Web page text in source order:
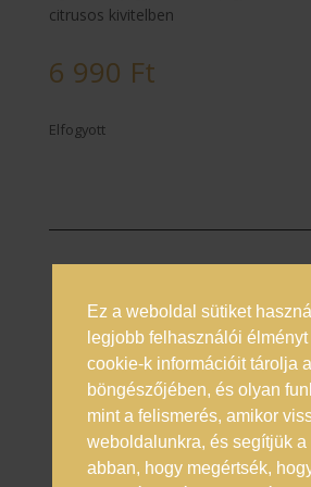
citrusos kivitelben
6 990 Ft
Elfogyott
Prémium italok
Általános Szerződési
Adatkezelési
Online
Ez a weboldal sütiket
legjobb felhasználói
cookie-k információit tárolja a
böngészőjében, és olyan
mint a felismerés, amikor
weboldalunkra, és segítjük a
abban, hogy megértsék,